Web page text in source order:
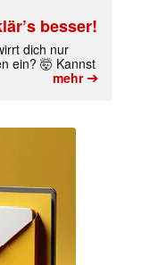
besser!
dich nur
ein? 🤯 Kannst
mehr➔